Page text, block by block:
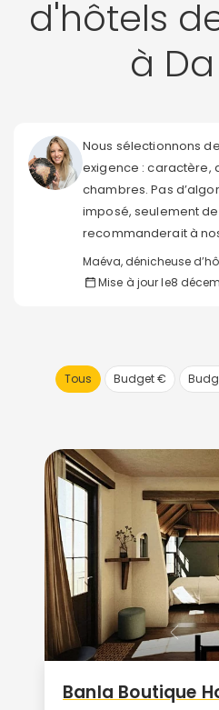
d'hôtels
à
Nous sélectionnons
exigence : caractère,
chambres. Pas
imposé, seulement
recommanderait à
Maéva, dénicheuse
Mise à jour le8
Tous Budget €
Banla Boutique